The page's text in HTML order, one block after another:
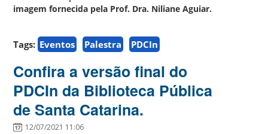
imagem fornecida pela Prof. Dra. Niliane Aguiar.
Tags: Eventos Palestra PDCIn
Confira a versão final do
PDCIn da Biblioteca Pública
de Santa Catarina.
12/07/2021 11:06